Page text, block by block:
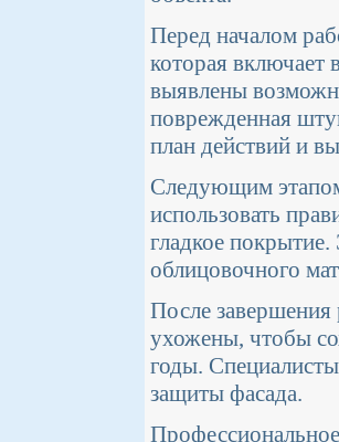
Перед началом
которая включает
выявлены
поврежденная
план действий и
Следующим
использовать
гладкое
облицовочного
После
ухожены, чтобы
годы.
защиты фасада.